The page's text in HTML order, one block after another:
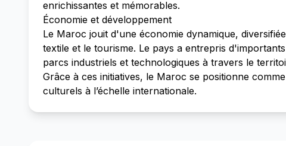
enrichissantes et mémorables.
Économie et développement
Le Maroc jouit d'une économie dynamique,
textile et le tourisme. Le pays a entrepris
parcs industriels et technologiques à travers le
Grâce à ces initiatives, le Maroc se positionne
culturels à l’échelle internationale.